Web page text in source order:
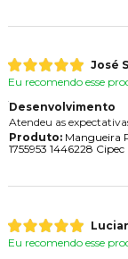
José
Eu recomendo esse
Desenvolvimento
Atendeu as
Produto:Mangueira
1755953 1446228 Cipec
Eu recomendo esse